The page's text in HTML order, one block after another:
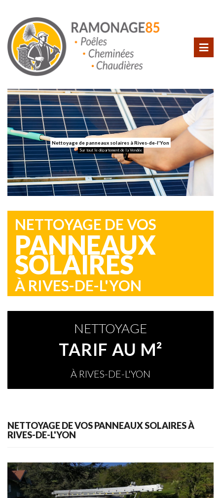
Nettoyage de panneaux solaires à Rives-de-l'Yon
Sur tout le département de la Vendée
NETTOYAGE DE VOS
PANNEAUX
SOLAIRES
À RIVES-DE-L'YON
NETTOYAGE
TARIF AU M²
À RIVES-DE-L'YON
NETTOYAGE DE VOS PANNEAUX SOLAIRES À
RIVES-DE-L'YON